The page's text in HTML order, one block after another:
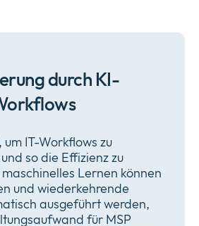
durch KI-
IT-Workflows zu
so die Effizienz zu
Lernen können
und wiederkehrende
ausgeführt werden,
für MSP